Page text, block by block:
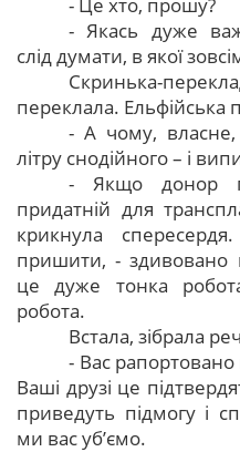
- Якась дуже
слід думати, в якої
Скринька-
переклала. Ельфійська
- А чому,
літру снодійного – і
- Якщо донор
придатній для
крикнула
пришити, - здивовано
це дуже тонка
робота.
Встала, зібрала
- Вас
Ваші друзі це
приведуть підмогу і
ми вас уб’ємо.